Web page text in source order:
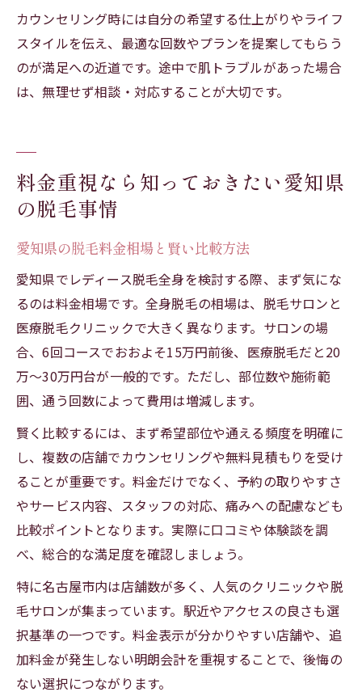
カウンセリング時には自分の希望する仕上がりやライフ
スタイルを伝え、最適な回数やプランを提案してもらう
のが満足への近道です。途中で肌トラブルがあった場合
は、無理せず相談・対応することが大切です。
料金重視なら知っておきたい愛知県
の脱毛事情
愛知県の脱毛料金相場と賢い比較方法
愛知県でレディース脱毛全身を検討する際、まず気にな
るのは料金相場です。全身脱毛の相場は、脱毛サロンと
医療脱毛クリニックで大きく異なります。サロンの場
合、6回コースでおおよそ15万円前後、医療脱毛だと20
万〜30万円台が一般的です。ただし、部位数や施術範
囲、通う回数によって費用は増減します。
賢く比較するには、まず希望部位や通える頻度を明確に
し、複数の店舗でカウンセリングや無料見積もりを受け
ることが重要です。料金だけでなく、予約の取りやすさ
やサービス内容、スタッフの対応、痛みへの配慮なども
比較ポイントとなります。実際に口コミや体験談を調
べ、総合的な満足度を確認しましょう。
特に名古屋市内は店舗数が多く、人気のクリニックや脱
毛サロンが集まっています。駅近やアクセスの良さも選
択基準の一つです。料金表示が分かりやすい店舗や、追
加料金が発生しない明朗会計を重視することで、後悔の
ない選択につながります。